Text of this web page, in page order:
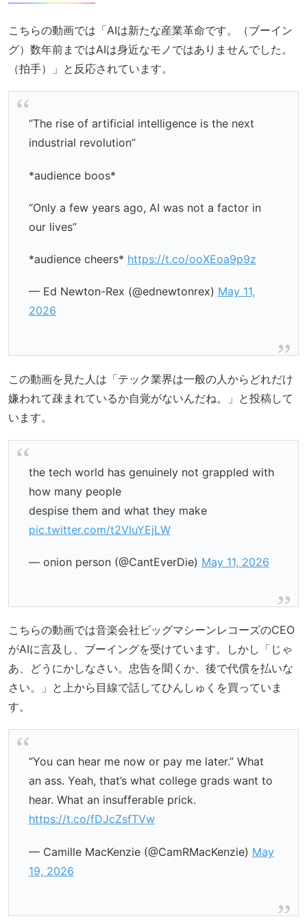
こちらの動画では「AIは新たな産業革命です。（ブーイン
グ）数年前まではAIは身近なモノではありませんでした。
（拍手）」と反応されています。
“The rise of artificial intelligence is the next
industrial revolution”
*audience boos*
“Only a few years ago, AI was not a factor in
our lives”
*audience cheers* https://t.co/ooXEoa9p9z
— Ed Newton-Rex (@ednewtonrex) May 11,
2026
この動画を見た人は「テック業界は一般の人からどれだけ
嫌われて疎まれているか自覚がないんだね。」と投稿して
います。
the tech world has genuinely not grappled with
how many people
despise them and what they make
pic.twitter.com/t2VIuYEjLW
— onion person (@CantEverDie) May 11, 2026
こちらの動画では音楽会社ビッグマシーンレコーズのCEO
がAIに言及し、ブーイングを受けています。しかし「じゃ
あ、どうにかしなさい。忠告を聞くか、後で代償を払いな
さい。」と上から目線で話してひんしゅくを買っていま
す。
“You can hear me now or pay me later.” What
an ass. Yeah, that’s what college grads want to
hear. What an insufferable prick.
https://t.co/fDJcZsfTVw
— Camille MacKenzie (@CamRMacKenzie) May
19, 2026